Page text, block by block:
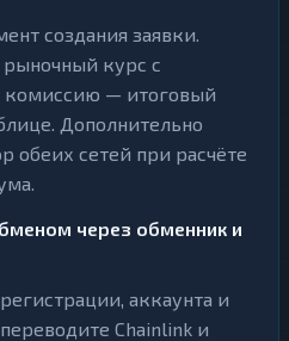
создания заявки.
курс с
— итоговый
Дополнительно
обеих сетей при расчёте
через обменник и
аккаунта и
Chainlink и